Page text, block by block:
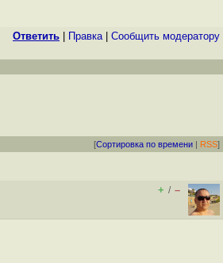
Ответить Правка| Cообщить модератору
[Сортировка по времени | RSS]
+ / –